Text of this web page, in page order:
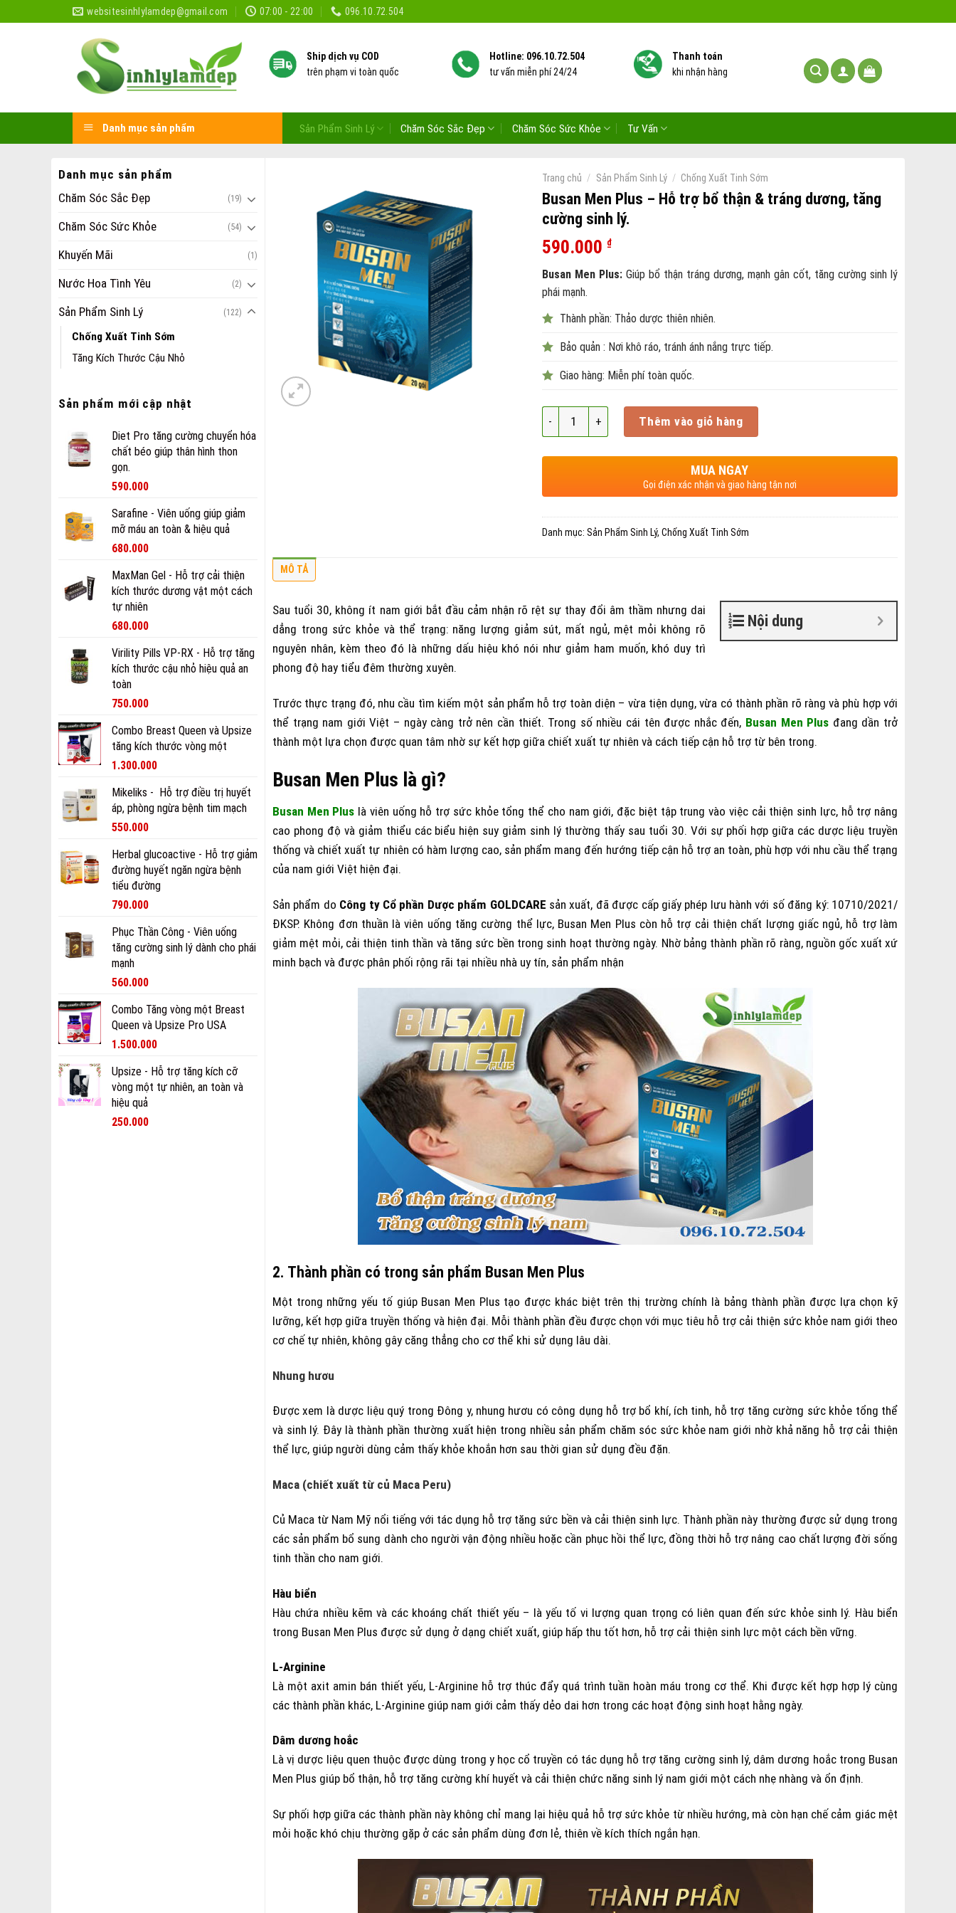
websitesinhlylamdep@gmail.com 07:00 - 22:00 096.10.72.504
Ship dịch vụ COD
trên phạm vi toàn quốc
Hotline: 096.10.72.504
tư vấn miễn phí 24/24
Thanh toán
khi nhận hàng
Danh mục sản phẩm Sản Phẩm Sinh Lý Chăm Sóc Sắc Đẹp Chăm Sóc Sức Khỏe Tư Vấn
Danh mục sản phẩm
Chăm Sóc Sắc Đẹp
(19)
Chăm Sóc Sức Khỏe (54)
Khuyến Mãi (1)
Nước Hoa Tình Yêu (2)
Sản Phẩm Sinh Lý (122)
Chống Xuất Tinh Sớm
Tăng Kích Thước Cậu Nhỏ
Sản phẩm mới cập nhật
Diet Pro tăng cường chuyển hóa
chất béo giúp thân hình thon
gọn.
590.000
Sarafine - Viên uống giúp giảm
mỡ máu an toàn & hiệu quả
Giá
là:
880.000 ₫.
680.000
tại
là:
MaxMan Gel - Hỗ trợ cải thiện
kích thước dương vật một cách
tự nhiên
680.000
Virility Pills VP-RX - Hỗ trợ tăng
kích thước cậu nhỏ hiệu quả an
toàn
750.000
Combo Breast Queen và Upsize
tăng kích thước vòng một
1.300.000
Mikeliks - Hỗ trợ điều trị huyết
áp, phòng ngừa bệnh tim mạch
550.000
Herbal glucoactive - Hỗ trợ giảm
đường huyết ngăn ngừa bệnh
tiểu đường
790.000
Phục Thần Công - Viên uống
tăng cường sinh lý dành cho phái
mạnh
560.000
Combo Tăng vòng một Breast
Queen và Upsize Pro USA
1.500.000
Upsize - Hỗ trợ tăng kích cỡ
vòng một tự nhiên, an toàn và
hiệu quả
250.000
Trang chủ / Sản Phẩm Sinh Lý / Chống Xuất Tinh Sớm
Busan Men Plus – Hỗ trợ bổ thận & tráng dương, tăng
cường sinh lý.
590.000 ₫
Busan Men Plus: Giúp bổ thận tráng dương, mạnh gân cốt, tăng cường sinh lý
phái mạnh.
Thành phần: Thảo dược thiên nhiên.
Bảo quản : Nơi khô ráo, tránh ánh nắng trực tiếp.
Giao hàng: Miễn phí toàn quốc.
Số lượng
Thêm vào giỏ hàng
MUA NGAY
Gọi điện xác nhận và giao hàng tận nơi
Danh mục: Sản Phẩm Sinh Lý, Chống Xuất Tinh Sớm
MÔ TẢ
Nội dung
Sau tuổi 30, không ít nam giới bắt đầu cảm nhận rõ rệt sự thay đổi âm thầm nhưng dai
dẳng trong sức khỏe và thể trạng: năng lượng giảm sút, mất ngủ, mệt mỏi không rõ
nguyên nhân, kèm theo đó là những dấu hiệu khó nói như giảm ham muốn, khó duy trì
phong độ hay tiểu đêm thường xuyên.
Trước thực trạng đó, nhu cầu tìm kiếm một sản phẩm hỗ trợ toàn diện – vừa tiện dụng, vừa có thành phần rõ ràng và phù hợp với
thể trạng nam giới Việt – ngày càng trở nên cần thiết. Trong số nhiều cái tên được nhắc đến, Busan Men Plus đang dần trở
thành một lựa chọn được quan tâm nhờ sự kết hợp giữa chiết xuất tự nhiên và cách tiếp cận hỗ trợ từ bên trong.
Busan Men Plus là gì?
Busan Men Plus là viên uống hỗ trợ sức khỏe tổng thể cho nam giới, đặc biệt tập trung vào việc cải thiện sinh lực, hỗ trợ nâng
cao phong độ và giảm thiểu các biểu hiện suy giảm sinh lý thường thấy sau tuổi 30. Với sự phối hợp giữa các dược liệu truyền
thống và chiết xuất tự nhiên có hàm lượng cao, sản phẩm mang đến hướng tiếp cận hỗ trợ an toàn, phù hợp với nhu cầu thể trạng
của nam giới Việt hiện đại.
Sản phẩm do Công ty Cổ phần Dược phẩm GOLDCARE sản xuất, đã được cấp giấy phép lưu hành với số đăng ký: 10710/2021/
ĐKSP. Không đơn thuần là viên uống tăng cường thể lực, Busan Men Plus còn hỗ trợ cải thiện chất lượng giấc ngủ, hỗ trợ làm
giảm mệt mỏi, cải thiện tinh thần và tăng sức bền trong sinh hoạt thường ngày. Nhờ bảng thành phần rõ ràng, nguồn gốc xuất xứ
minh bạch và được phân phối rộng rãi tại nhiều nhà uy tín, sản phẩm nhận
2. Thành phần có trong sản phẩm Busan Men Plus
Một trong những yếu tố giúp Busan Men Plus tạo được khác biệt trên thị trường chính là bảng thành phần được lựa chọn kỹ
lưỡng, kết hợp giữa truyền thống và hiện đại. Mỗi thành phần đều được chọn với mục tiêu hỗ trợ cải thiện sức khỏe nam giới theo
cơ chế tự nhiên, không gây căng thẳng cho cơ thể khi sử dụng lâu dài.
Nhung hươu
Được xem là dược liệu quý trong Đông y, nhung hươu có công dụng hỗ trợ bổ khí, ích tinh, hỗ trợ tăng cường sức khỏe tổng thể
và sinh lý. Đây là thành phần thường xuất hiện trong nhiều sản phẩm chăm sóc sức khỏe nam giới nhờ khả năng hỗ trợ cải thiện
thể lực, giúp người dùng cảm thấy khỏe khoắn hơn sau thời gian sử dụng đều đặn.
Maca (chiết xuất từ củ Maca Peru)
Củ Maca từ Nam Mỹ nổi tiếng với tác dụng hỗ trợ tăng sức bền và cải thiện sinh lực. Thành phần này thường được sử dụng trong
các sản phẩm bổ sung dành cho người vận động nhiều hoặc cần phục hồi thể lực, đồng thời hỗ trợ nâng cao chất lượng đời sống
tinh thần cho nam giới.
Hàu biển
Hàu chứa nhiều kẽm và các khoáng chất thiết yếu – là yếu tố vi lượng quan trọng có liên quan đến sức khỏe sinh lý. Hàu biển
trong Busan Men Plus được sử dụng ở dạng chiết xuất, giúp hấp thu tốt hơn, hỗ trợ cải thiện sinh lực một cách bền vững.
L-Arginine
Là một axit amin bán thiết yếu, L-Arginine hỗ trợ thúc đẩy quá trình tuần hoàn máu trong cơ thể. Khi được kết hợp hợp lý cùng
các thành phần khác, L-Arginine giúp nam giới cảm thấy dẻo dai hơn trong các hoạt động sinh hoạt hằng ngày.
Dâm dương hoắc
Là vị dược liệu quen thuộc được dùng trong y học cổ truyền có tác dụng hỗ trợ tăng cường sinh lý, dâm dương hoắc trong Busan
Men Plus giúp bổ thận, hỗ trợ tăng cường khí huyết và cải thiện chức năng sinh lý nam giới một cách nhẹ nhàng và ổn định.
Sự phối hợp giữa các thành phần này không chỉ mang lại hiệu quả hỗ trợ sức khỏe từ nhiều hướng, mà còn hạn chế cảm giác mệt
mỏi hoặc khó chịu thường gặp ở các sản phẩm dùng đơn lẻ, thiên về kích thích ngắn hạn.